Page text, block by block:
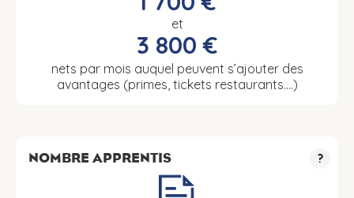
et
3 800 €
nets par mois auquel peuvent s’ajouter des
avantages (primes, tickets restaurants….)
NOMBRE APPRENTIS ?